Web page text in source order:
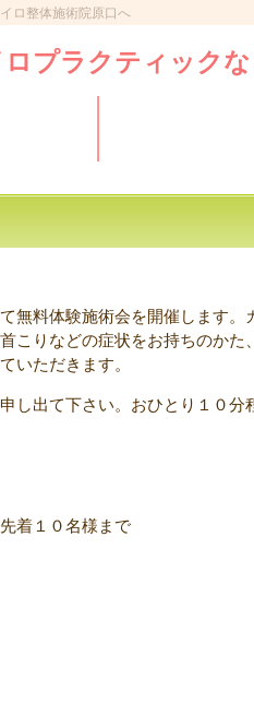
ロ整体施術院原口へ
無料体験施術会を開催します。
こりなどの症状をお持ちのか
いただきます。
し出て下さい。おひとり１０分
着１０名様まで